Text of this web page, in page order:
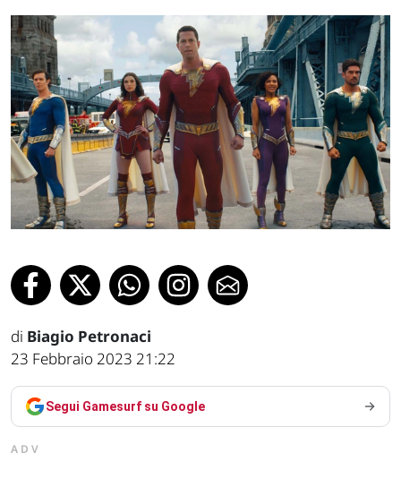
di Biagio Petronaci
23 Febbraio 2023 21:22
Segui Gamesurf su Google
ADV